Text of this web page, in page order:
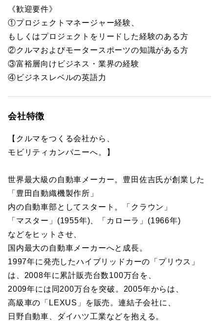
《歓迎要件》
①プロジェクトマネージャー経験、
もしくはプロジェクトをリードした経験のある方
②クルマおよびモータースポーツの知識がある方
③富裕層向けビジネス・業界の経験
④ビジネスレベルの英語力
会社特徴
【クルマをつくる会社から、
モビリティカンパニーへ。】
世界最大級の自動車メーカー。豊田佐吉氏が創業した
「豊田自動織機製作所」
内の自動車部としてスタート。「クラウン」
「マスター」(1955年)、「カローラ」(1966年)
などをヒットさせ、
国内最大の自動車メーカーへと成長。
1997年に発売したハイブリッドカーの「プリウス」
は、2008年に累計販売台数100万台を、
2009年には同200万台を突破。2005年からは、
高級車の「LEXUS」を販売。連結子会社に、
日野自動車、ダイハツ工業などを抱える。